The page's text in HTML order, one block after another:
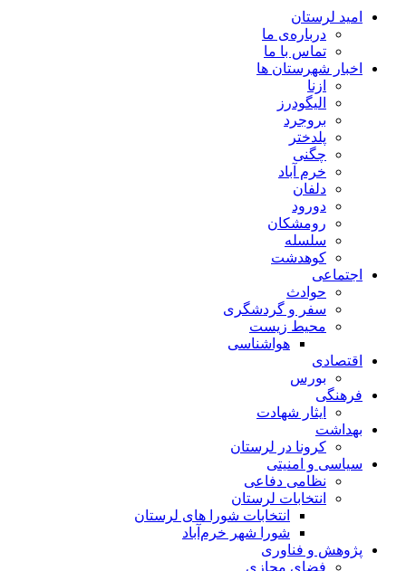
امید لرستان
درباره‌ی ما
تماس با ما
اخبار شهرستان ها
ازنا
الیگودرز
بروجرد
پلدختر
چگنی
خرم آباد
دلفان
دورود
رومشکان
سلسله
کوهدشت
اجتماعی
حوادث
سفر و گردشگری
محیط زیست
هواشناسی
اقتصادی
بورس
فرهنگی
ایثار شهادت
بهداشت
کرونا در لرستان
سیاسی و امنیتی
نظامی دفاعی
انتخابات لرستان
انتخابات شورا های لرستان
شورا شهر خرم‌آباد
پژوهش و فناوری
فضای مجازی